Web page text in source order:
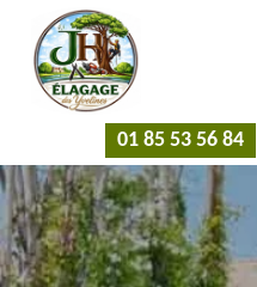
01 85 53 56 84